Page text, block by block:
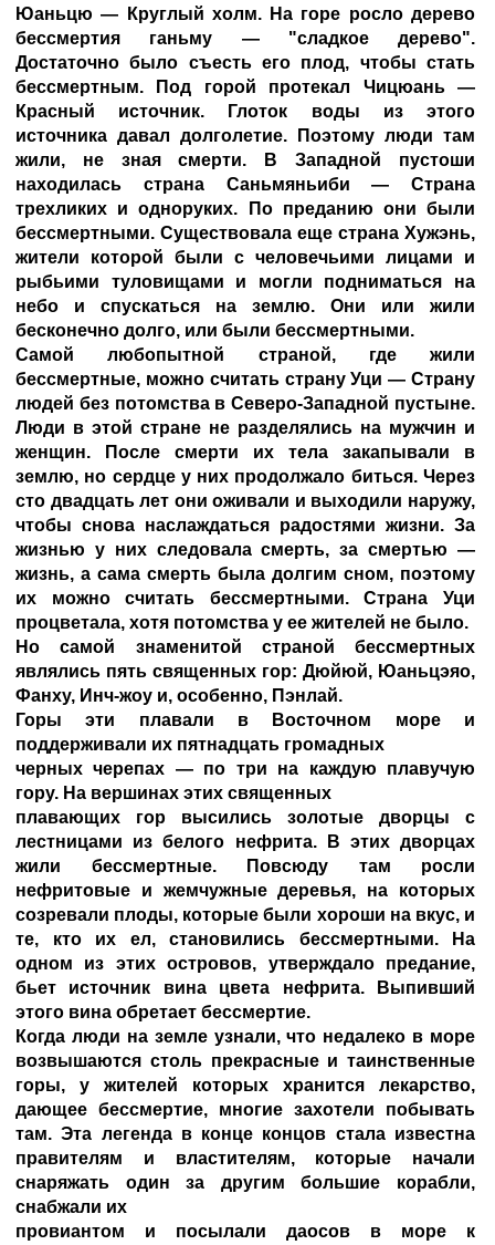
Юаньцю — Круглый холм. На горе росло дерево
бессмертия ганьму — "сладкое дерево".
Достаточно было съесть его плод, чтобы стать
бессмертным. Под горой протекал Чицюань —
Красный источник. Глоток воды из этого
источника давал долголетие. Поэтому люди там
жили, не зная смерти. В Западной пустоши
находилась страна Саньмяньиби — Страна
трехликих и одноруких. По преданию они были
бессмертными. Существовала еще страна Хужэнь,
жители которой были с человечьими лицами и
рыбьими туловищами и могли подниматься на
небо и спускаться на землю. Они или жили
бесконечно долго, или были бессмертными.
Самой любопытной страной, где жили
бессмертные, можно считать страну Уци — Страну
людей без потомства в Северо-Западной пустыне.
Люди в этой стране не разделялись на мужчин и
женщин. После смерти их тела закапывали в
землю, но сердце у них продолжало биться. Через
сто двадцать лет они оживали и выходили наружу,
чтобы снова наслаждаться радостями жизни. За
жизнью у них следовала смерть, за смертью —
жизнь, а сама смерть была долгим сном, поэтому
их можно считать бессмертными. Страна Уци
процветала, хотя потомства у ее жителей не было.
Но самой знаменитой страной бессмертных
являлись пять священных гор: Дюйюй, Юаньцэяо,
Фанху, Инч-жоу и, особенно, Пэнлай.
Горы эти плавали в Восточном море и
поддерживали их пятнадцать громадных
черных черепах — по три на каждую плавучую
гору. На вершинах этих священных
плавающих гор высились золотые дворцы с
лестницами из белого нефрита. В этих дворцах
жили бессмертные. Повсюду там росли
нефритовые и жемчужные деревья, на которых
созревали плоды, которые были хороши на вкус, и
те, кто их ел, становились бессмертными. На
одном из этих островов, утверждало предание,
бьет источник вина цвета нефрита. Выпивший
этого вина обретает бессмертие.
Когда люди на земле узнали, что недалеко в море
возвышаются столь прекрасные и таинственные
горы, у жителей которых хранится лекарство,
дающее бессмертие, многие захотели побывать
там. Эта легенда в конце концов стала известна
правителям и властителям, которые начали
снаряжать один за другим большие корабли,
снабжали их
провиантом и посылали даосов в море к